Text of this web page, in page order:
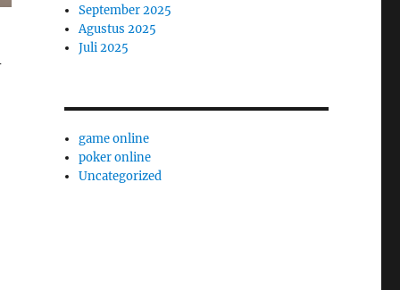
September 2025
Agustus 2025
Juli 2025
game online
poker online
Uncategorized